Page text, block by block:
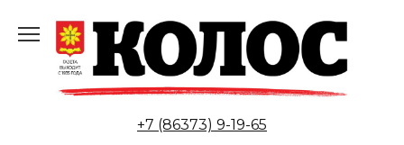
содержанию
+7 (86373) 9-19-65